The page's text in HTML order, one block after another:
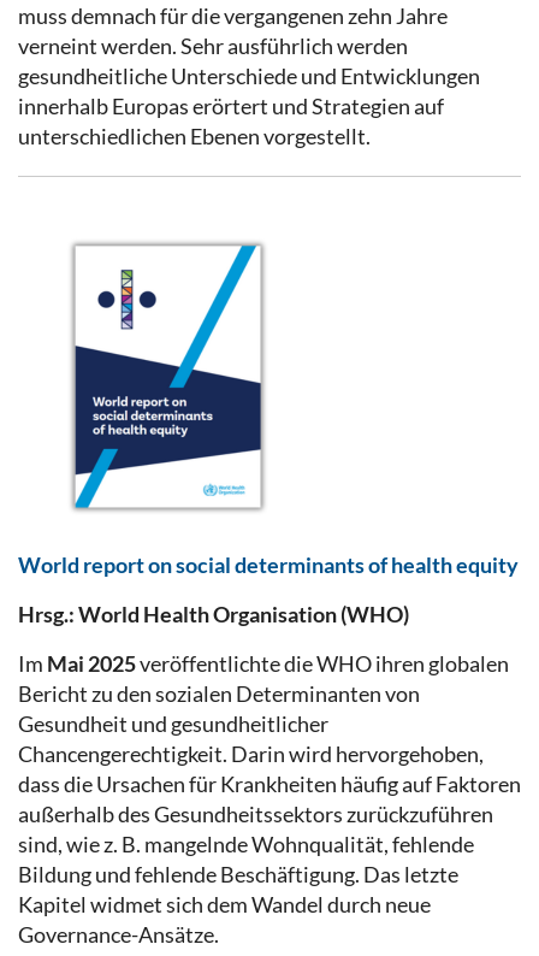
muss demnach für die vergangenen zehn Jahre
verneint werden. Sehr ausführlich werden
gesundheitliche Unterschiede und Entwicklungen
innerhalb Europas erörtert und Strategien auf
unterschiedlichen Ebenen vorgestellt.
World report on social determinants of health equity
Hrsg.: World Health Organisation (WHO)
Im Mai 2025veröffentlichte die WHO ihren globalen
Bericht zu den sozialen Determinanten von
Gesundheit und gesundheitlicher
Chancengerechtigkeit. Darin wird hervorgehoben,
dass die Ursachen für Krankheiten häufig auf Faktoren
außerhalb des Gesundheitssektors zurückzuführen
sind, wie z. B. mangelnde Wohnqualität, fehlende
Bildung und fehlende Beschäftigung. Das letzte
Kapitel widmet sich dem Wandel durch neue
Governance-Ansätze.